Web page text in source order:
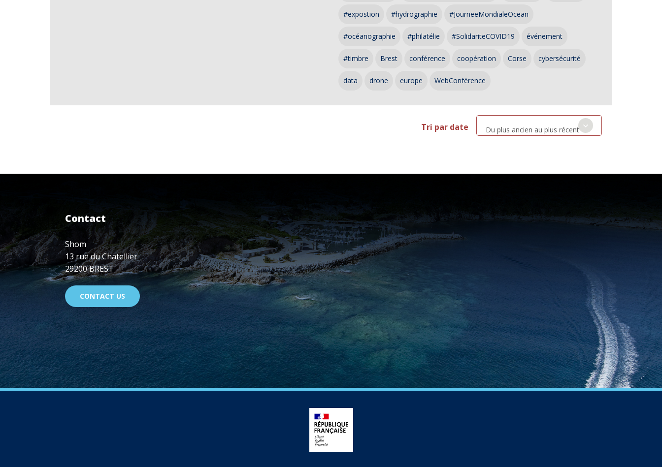
#expostion #hydrographie #JourneeMondialeOcean
#océanographie #philatélie #SolidariteCOVID19 événement
#timbre Brest conférence coopération Corse cybersécurité
data drone europe WebConférence
Tri par date Du plus ancien au plus récent
Contact
Shom
13 rue du Chatellier
29200 BREST
CONTACT US